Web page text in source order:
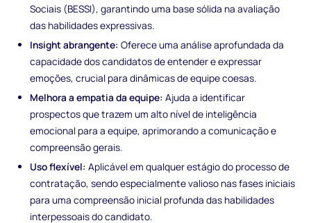
Sociais (BESSI), garantindo uma base sólida na avaliação
das habilidades expressivas.
Insight abrangente: Oferece uma análise aprofundada da
capacidade dos candidatos de entender e expressar
emoções, crucial para dinâmicas de equipe coesas.
Melhora a empatia da equipe: Ajuda a identificar
prospectos que trazem um alto nível de inteligência
emocional para a equipe, aprimorando a comunicação e
compreensão gerais.
Uso flexível: Aplicável em qualquer estágio do processo de
contratação, sendo especialmente valioso nas fases iniciais
para uma compreensão inicial profunda das habilidades
interpessoais do candidato.